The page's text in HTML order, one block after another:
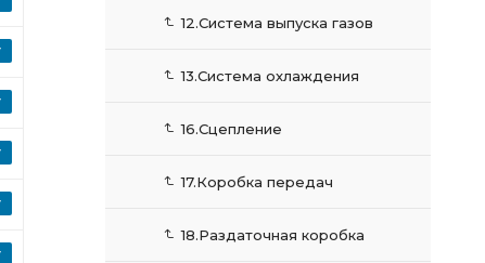
12.Система выпуска газов
13.Система охлаждения
16.Сцепление
17.Коробка передач
18.Раздаточная коробка